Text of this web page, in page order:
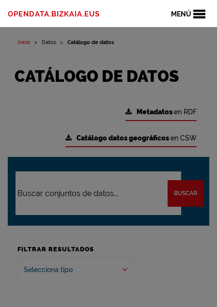
MENÚ
OPENDATA.BIZKAIA.EUS
Inicio Datos Catálogo de datos
CATÁLOGO DE DATOS
Metadatosen RDF
Catálogo datos geográficosen CSW
BUSCAR
FILTRAR RESULTADOS
Selecciona tipo